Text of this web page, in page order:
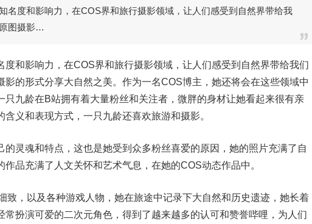
名度和影响力，在COS界和旅行摄影领域，让人们感受到自然界带给我
图摄影…
度和影响力，在COS界和旅行摄影领域，让人们感受到自然界带给我们
影的形式分享大自然之美。作为一名COS博主，她还将会在这些领域中
只九龄在B站拥有着大量粉丝和关注者，微胖的身材让她看起来很有亲
义和表现方式，一只九龄还喜欢旅游和摄影。
的灵魂和特点，这也是她受到众多粉丝喜爱的原因，她的照片充满了自
品充满了人文关怀和艺术气息，在她的COS动态作品中。
致，以及各种游戏人物，她在旅途中记录下大自然和历史遗迹，她长着
常扮演可爱的二次元角色，得到了越来越多的认可和赞誉哔哩，为人们